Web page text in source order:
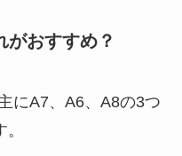
がおすすめ？
にA7、A6、A8の3つ